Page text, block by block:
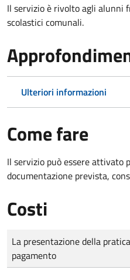
Il servizio è rivolto agli
scolastici comunali.
Ulteriori informazioni
Come fare
Il servizio può essere attivato
documentazione prevista,
Costi
Tipo di pagamento
Importo
La presentazione della
pagamento